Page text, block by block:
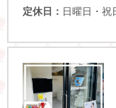
定休日： 日曜日・祝